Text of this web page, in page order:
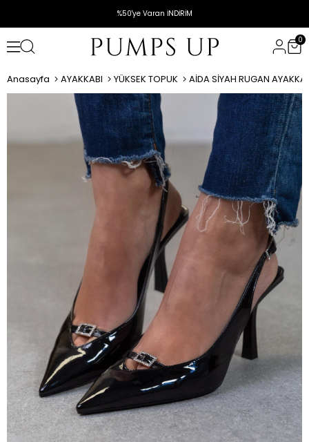
%50'ye Varan İNDİRİM
0
Anasayfa AYAKKABI YÜKSEK TOPUK AİDA SİYAH RUGAN